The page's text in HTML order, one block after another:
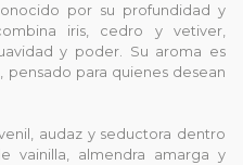
por su profundidad y
iris, cedro y vetiver,
y poder. Su aroma es
para quienes desean
audaz y seductora dentro
vainilla, almendra amarga y